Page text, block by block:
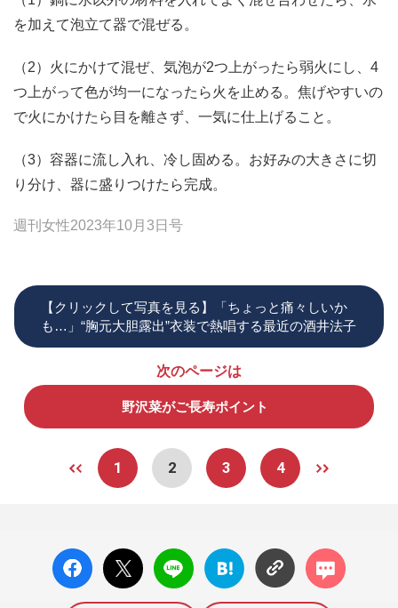
を加えて泡立て器で混ぜる。
（2）火にかけて混ぜ、気泡が2つ上がったら弱火にし、4
つ上がって色が均一になったら火を止める。焦げやすいの
で火にかけたら目を離さず、一気に仕上げること。
（3）容器に流し入れ、冷し固める。お好みの大きさに切
り分け、器に盛りつけたら完成。
週刊女性2023年10月3日号
【クリックして写真を見る】「ちょっと痛々しいか
も…」“胸元大胆露出”衣装で熱唱する最近の酒井法子
次のページは
野沢菜がご長寿ポイント
1 2 3 4
facebo
ok い
X ポス
ト
LINE
はてな
ブック
コメン
ト